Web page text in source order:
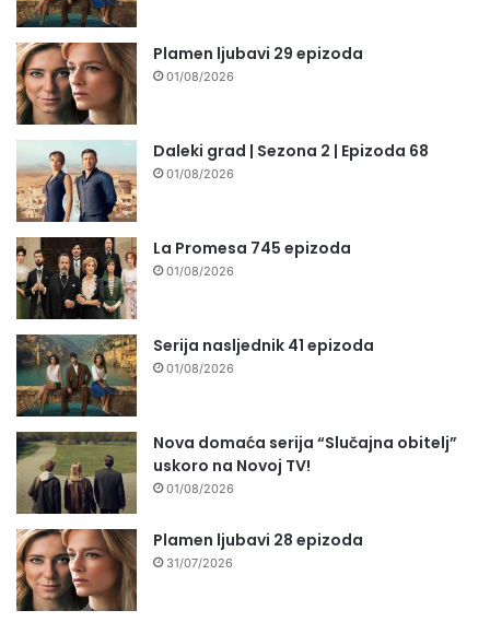
Plamen ljubavi 29 epizoda
01/08/2026
Daleki grad | Sezona 2 | Epizoda 68
01/08/2026
La Promesa 745 epizoda
01/08/2026
Serija nasljednik 41 epizoda
01/08/2026
Nova domaća serija “Slučajna obitelj”
uskoro na Novoj TV!
01/08/2026
Plamen ljubavi 28 epizoda
31/07/2026